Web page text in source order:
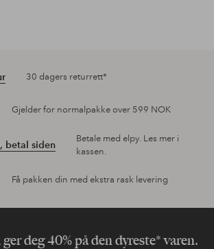
30 dagers returrett*
Gjelder for normalpakke over 599 NOK
betal siden
Betale med elpy. Les mer i
kassen.
Få pakken din med ekstra rask levering
deg 40% på den dyreste* varen.